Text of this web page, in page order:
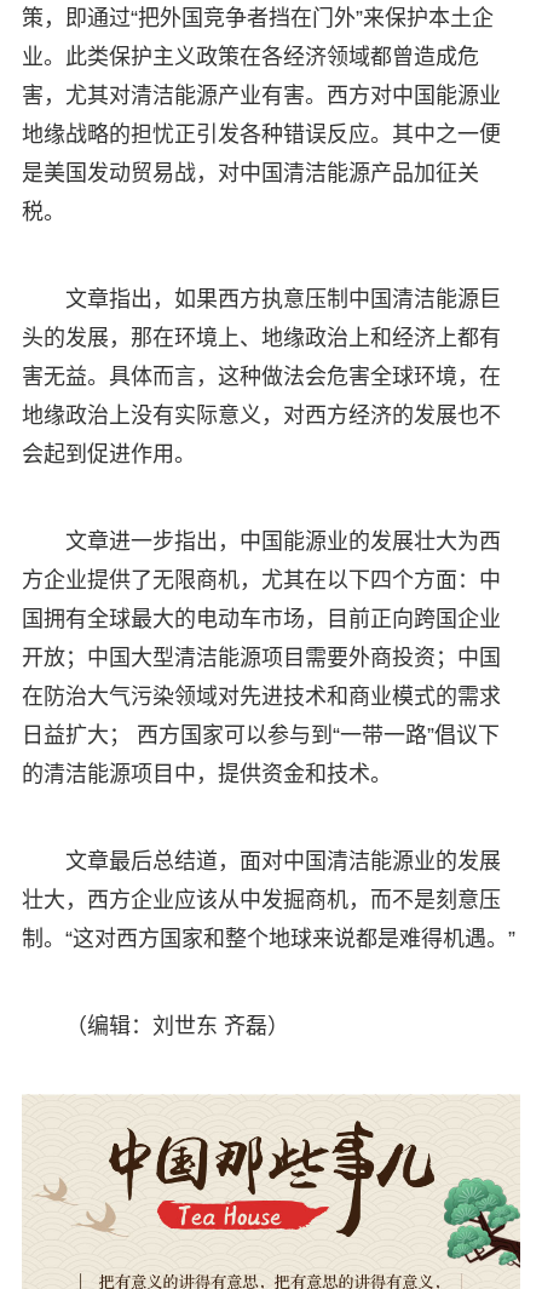
策，即通过“把外国竞争者挡在门外”来保护本土企
业。此类保护主义政策在各经济领域都曾造成危
害，尤其对清洁能源产业有害。西方对中国能源业
地缘战略的担忧正引发各种错误反应。其中之一便
是美国发动贸易战，对中国清洁能源产品加征关
税。
文章指出，如果西方执意压制中国清洁能源巨
头的发展，那在环境上、地缘政治上和经济上都有
害无益。具体而言，这种做法会危害全球环境，在
地缘政治上没有实际意义，对西方经济的发展也不
会起到促进作用。
文章进一步指出，中国能源业的发展壮大为西
方企业提供了无限商机，尤其在以下四个方面：中
国拥有全球最大的电动车市场，目前正向跨国企业
开放；中国大型清洁能源项目需要外商投资；中国
在防治大气污染领域对先进技术和商业模式的需求
日益扩大； 西方国家可以参与到“一带一路”倡议下
的清洁能源项目中，提供资金和技术。
文章最后总结道，面对中国清洁能源业的发展
壮大，西方企业应该从中发掘商机，而不是刻意压
制。“这对西方国家和整个地球来说都是难得机遇。”
（编辑：刘世东 齐磊）